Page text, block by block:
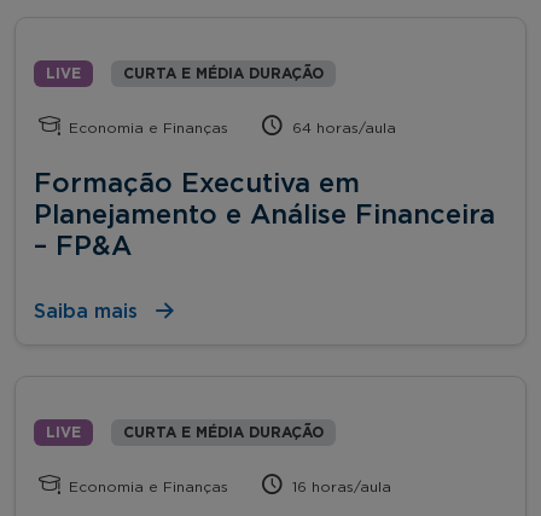
LIVE CURTA E MÉDIA DURAÇÃO
Economia e Finanças 64 horas/aula
Formação Executiva em
Planejamento e Análise Financeira
– FP&A
Saiba mais
LIVE CURTA E MÉDIA DURAÇÃO
Economia e Finanças 16 horas/aula